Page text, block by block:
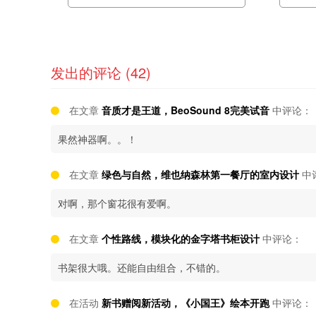
发出的评论 (42)
在文章 音质才是王道，BeoSound 8完美试音 中评论：
果然神器啊。。！
在文章 绿色与自然，维也纳森林第一餐厅的室内设计 中
对啊，那个窗花很有爱啊。
在文章 个性路线，模块化的金字塔书柜设计 中评论：
书架很大哦。还能自由组合，不错的。
在活动 新书赠阅新活动，《小国王》绘本开跑中评论：